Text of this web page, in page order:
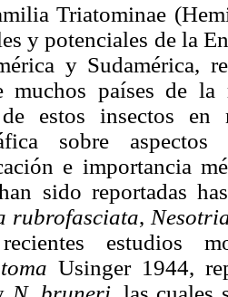
Triatominae
y potenciales de la
y Sudamérica,
muchos países de
estos insectos en
sobre
e importancia
sido reportadas
rubrofasciata,
estudios
Usinger 1944,